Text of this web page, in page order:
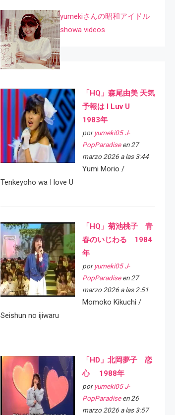
yumekiさんの昭和アイドル
showa videos
「HQ」森尾由美 天気
予報は I Luv U
1983年
por yumeki05 J-
PopParadiseen 27
marzo 2026 a las 3:44
Yumi Morio /
Tenkeyoho wa I love U
「HQ」菊池桃子 青
春のいじわる 1984
年
por yumeki05 J-
PopParadiseen 27
marzo 2026 a las 2:51
Momoko Kikuchi /
Seishun no ijiwaru
「HD」北岡夢子 恋
心 1988年
por yumeki05 J-
PopParadiseen 26
marzo 2026 a las 3:57